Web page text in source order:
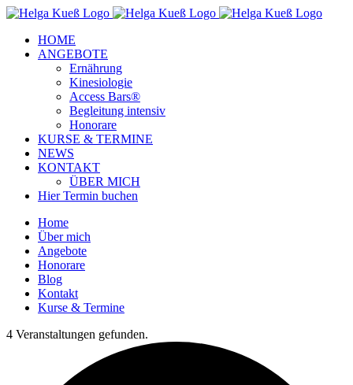
Zum
springen
Facebook
Instagram
YouTube
HOME
ANGEBOTE
Ernährung
Kinesiologie
Access Bars®
Begleitung intensiv
Honorare
KURSE & TERMINE
NEWS
KONTAKT
ÜBER MICH
Hier Termin buchen
Home
Über mich
Angebote
Honorare
Blog
Kontakt
Kurse & Termine
4 Veranstaltungen gefunden.